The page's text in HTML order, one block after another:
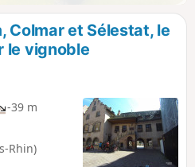
Colmar et Sélestat, le
le vignoble
-39 m
Rhin)